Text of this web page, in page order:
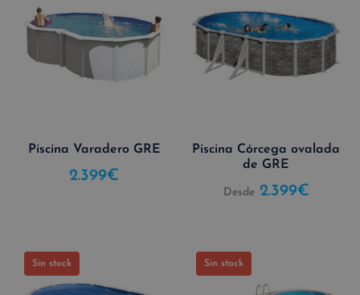
Piscina Varadero GRE
2.399€
Piscina Córcega ovalada
de GRE
Desde 2.399€
Sin stock Sin stock